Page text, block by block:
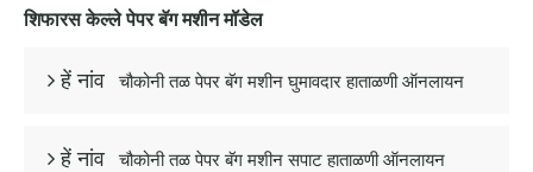
शिफारस केल्ले पेपर बॅग मशीन मॉडेल
 हें नांव चौकोनी तळ पेपर बॅग मशीन घुमावदार हाताळणी ऑनलायन
 हें नांव चौकोनी तळ पेपर बॅग मशीन सपाट हाताळणी ऑनलायन